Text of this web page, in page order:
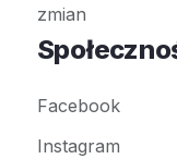
zmian
Facebook
Instagram